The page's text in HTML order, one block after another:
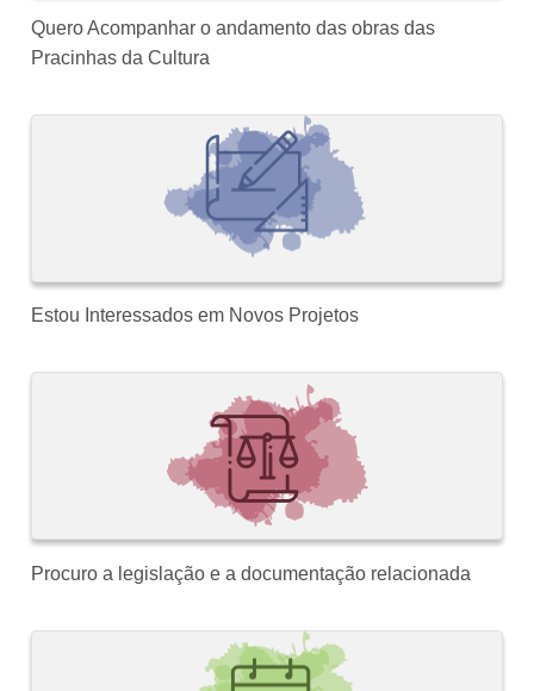
Quero Acompanhar o andamento das obras das
Pracinhas da Cultura
Estou Interessados em Novos Projetos
Procuro a legislação e a documentação relacionada